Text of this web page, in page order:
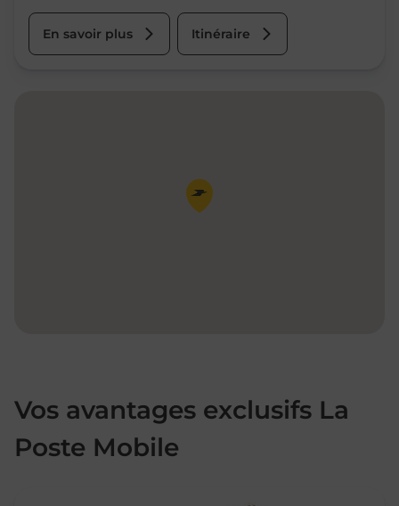
En savoir plus Itinéraire
Pin de la carte
Vos avantages exclusifs La
Poste Mobile